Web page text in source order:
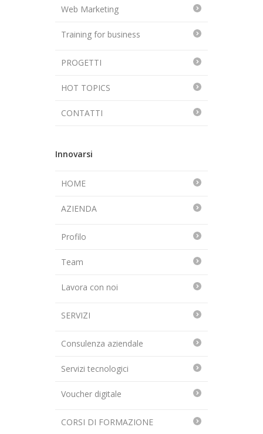
Web Marketing
Training for business
PROGETTI
HOT TOPICS
CONTATTI
Innovarsi
HOME
AZIENDA
Profilo
Team
Lavora con noi
SERVIZI
Consulenza aziendale
Servizi tecnologici
Voucher digitale
CORSI DI FORMAZIONE